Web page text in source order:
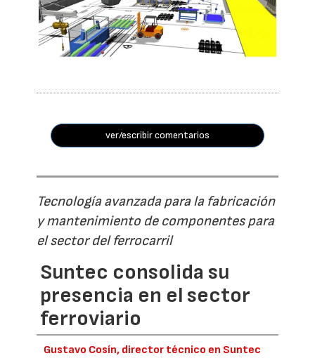
ver/escribir comentarios
Tecnología avanzada para la fabricación
y mantenimiento de componentes para
el sector del ferrocarril
Suntec consolida su
presencia en el sector
ferroviario
Gustavo Cosín, director técnico en Suntec